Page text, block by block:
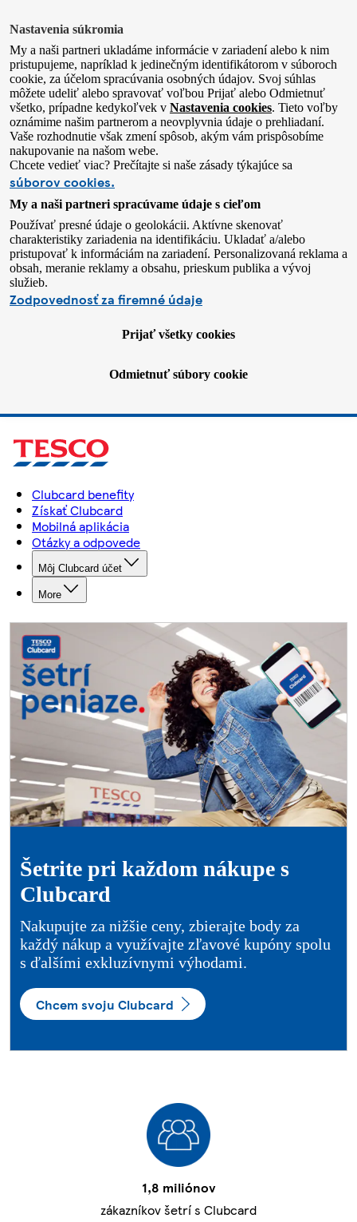
Nastavenia súkromia
My a naši partneri ukladáme informácie v zariadení alebo k nim
pristupujeme, napríklad k jedinečným identifikátorom v súboroch
cookie, za účelom spracúvania osobných údajov. Svoj súhlas
môžete udeliť alebo spravovať voľbou Prijať alebo Odmietnuť
všetko, prípadne kedykoľvek v Nastavenia cookies. Tieto voľby
oznámime našim partnerom a neovplyvnia údaje o prehliadaní.
Vaše rozhodnutie však zmení spôsob, akým vám prispôsobíme
nakupovanie na našom webe.
Chcete vedieť viac? Prečítajte si naše zásady týkajúce sa
súborov cookies.
My a naši partneri spracúvame údaje s cieľom
Používať presné údaje o geolokácii. Aktívne skenovať
charakteristiky zariadenia na identifikáciu. Ukladať a/alebo
pristupovať k informáciám na zariadení. Personalizovaná reklama a
obsah, meranie reklamy a obsahu, prieskum publika a vývoj
služieb.
Zodpovednosť za firemné údaje
Prijať všetky cookies
Odmietnuť súbory cookie
Clubcard benefity
Získať Clubcard
Mobilná aplikácia
Otázky a odpovede
Môj Clubcard účet
More
Šetrite pri každom nákupe s
Clubcard
Nakupujte za nižšie ceny, zbierajte body za
každý nákup a využívajte zľavové kupóny spolu
s ďalšími exkluzívnymi výhodami.
Chcem svoju Clubcard
1,8 miliónov
zákazníkov šetrí s Clubcard